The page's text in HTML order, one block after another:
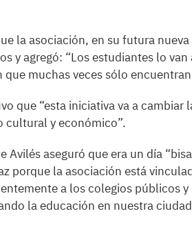
la asociación, en su futura
y agregó: “Los estudiantes lo
muchas veces sólo
que “esta iniciativa va a cambiar
cultural y económico”.
aseguró que era un día
porque la asociación está
a los colegios públicos
la educación en nuestra